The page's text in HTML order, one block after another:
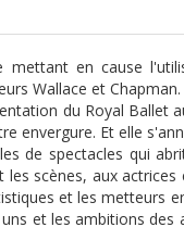
en cause
Wallace et
du Royal Ballet
envergure. Et elle
de spectacles qui
scènes, aux actrices
et les metteurs
et les ambitions des